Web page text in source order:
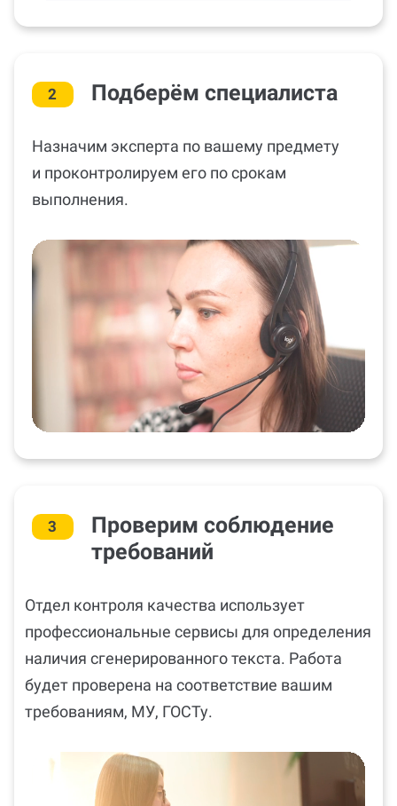
2 Подберём специалиста
Назначим эксперта по вашему предмету
и проконтролируем его по срокам
выполнения.
3
Проверим соблюдение
требований
Отдел контроля качества использует
профессиональные сервисы для определения
наличия сгенерированного текста. Работа
будет проверена на соответствие вашим
требованиям, МУ, ГОСТу.